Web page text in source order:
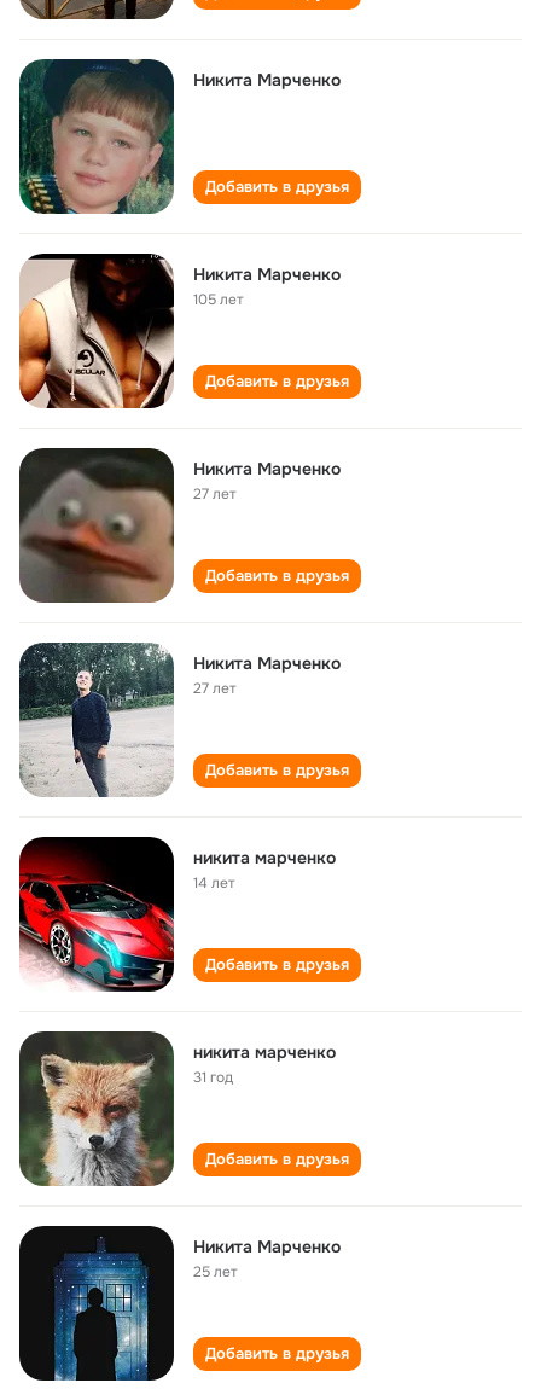
Никита Марченко
Добавить в друзья
Никита Марченко
105 лет
Добавить в друзья
Никита Марченко
27 лет
Добавить в друзья
Никита Марченко
27 лет
Добавить в друзья
никита марченко
14 лет
Добавить в друзья
никита марченко
31 год
Добавить в друзья
Никита Марченко
25 лет
Добавить в друзья